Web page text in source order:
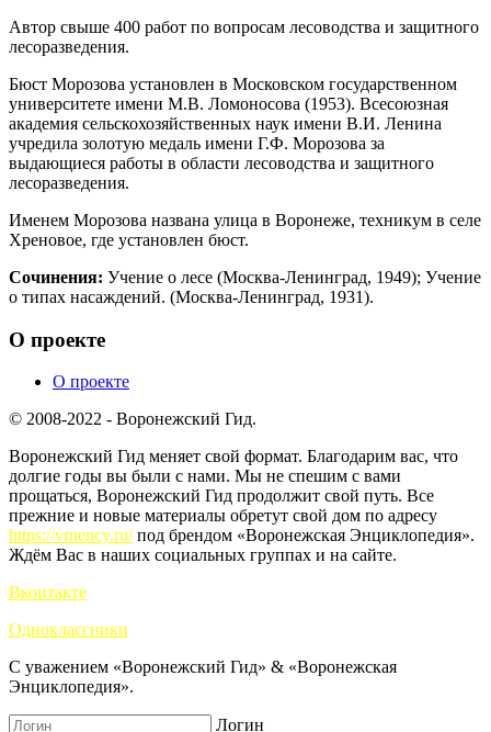
Автор свыше 400 работ по вопросам лесоводства и защитного
лесоразведения.
Бюст Морозова установлен в Московском государственном
университете имени М.В. Ломоносова (1953). Всесоюзная
академия сельскохозяйственных наук имени В.И. Ленина
учредила золотую медаль имени Г.Ф. Морозова за
выдающиеся работы в области лесоводства и защитного
лесоразведения.
Именем Морозова названа улица в Воронеже, техникум в селе
Хреновое, где установлен бюст.
Сочинения: Учение о лесе (Москва-Ленинград, 1949); Учение
о типах насаждений. (Москва-Ленинград, 1931).
О проекте
О проекте
© 2008-2022 - Воронежский Гид.
Воронежский Гид меняет свой формат. Благодарим вас, что
долгие годы вы были с нами. Мы не спешим с вами
прощаться, Воронежский Гид продолжит свой путь. Все
прежние и новые материалы обретут свой дом по адресу
https://vrnency.ru/под брендом «Воронежская Энциклопедия».
Ждём Вас в наших социальных группах и на сайте.
Вконтакте
Одноклассники
С уважением «Воронежский Гид» & «Воронежская
Энциклопедия».
Логин